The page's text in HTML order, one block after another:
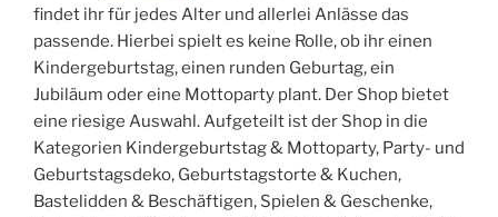
findet ihr für jedes Alter und allerlei Anlässe das
passende. Hierbei spielt es keine Rolle, ob ihr einen
Kindergeburtstag, einen runden Geburtag, ein
Jubiläum oder eine Mottoparty plant. Der Shop bietet
eine riesige Auswahl. Aufgeteilt ist der Shop in die
Kategorien Kindergeburtstag & Mottoparty, Party- und
Geburtstagsdeko, Geburtstagstorte & Kuchen,
Bastelidden & Beschäftigen, Spielen & Geschenke,